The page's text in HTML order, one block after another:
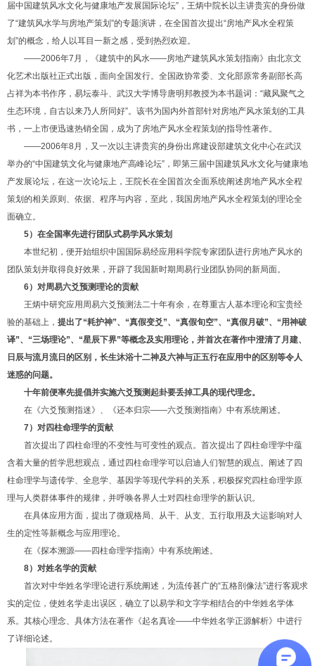
届中国建筑风水文化与健康地产发展国际论坛”，王炳中院长以主讲贵宾的身份做
了“建筑风水学与房地产策划”的专题演讲，在全国首次提出“房地产风水全程策
划”的概念，给人以耳目一新之感，受到热烈欢迎。
——2006年7月，《建筑中的风水——房地产建筑风水策划指南》由北京文
化艺术出版社正式出版，面向全国发行。全国政协常委、文化部原常务副部长高
占祥为本书作序，易坛泰斗、武汉大学博导唐明邦教授为本书题词：“藏风聚气之
生态环境，自古以来乃人所同好”。该书为国内外首部针对房地产风水策划的工具
书，一上市便迅速热销全国，成为了房地产风水全程策划的指导性著作。
——2006年8月，又一次以主讲贵宾的身份出席建设部建筑文化中心在武汉
举办的“中国建筑文化与健康地产高峰论坛”，即第三届中国建筑风水文化与健康地
产发展论坛，在这一次论坛上，王院长在全国首次全面系统阐述房地产风水全程
策划的相关原则、依据、程序与内容，至此，我国房地产风水全程策划的理论全
面确立。
5）在全国率先进行团队式易学风水策划
本世纪初，便开始组织中国国际易经应用科学院专家团队进行房地产风水的
团队策划并取得良好效果，开辟了我国新时期周易行业团队协同的新局面。
6）对周易六爻预测理论的贡献
王炳中研究应用周易六爻预测法二十年有余，在尊重古人基本理论和宝贵经
验的基础上， 提出了“耗护神”、“真假变爻”、“真假旬空”、“真假月破”、“用神破
译”、“三场理论”、“星辰下界”等概念及实用理论，并首次在著作中澄清了月建、
日辰与流月流日的区别，长生沐浴十二神及六神与正五行在应用中的区别等令人
迷惑的问题。
十年前便率先提倡并实施六爻预测起卦要丢掉工具的现代理念。
在《六爻预测指迷》、《还本归宗——六爻预测指南》中有系统阐述。
7）对四柱命理学的贡献
首次提出了四柱命理的不变性与可变性的观点。首次提出了四柱命理学中蕴
含着大量的哲学思想观点，通过四柱命理学可以启迪人们智慧的观点。阐述了四
柱命理学与遗传学、全息学、基因学等现代学科的关系，积极探究四柱命理学原
理与人类群体事件的规律，并呼唤各界人士对四柱命理学的新认识。
在具体应用方面，提出了微观格局、从干、从支、五行取用及大运影响对人
生的定性等新概念与应用理论。
在《探本溯源——四柱命理学指南》中有系统阐述。
8）对姓名学的贡献
首次对中华姓名学理论进行系统阐述，为流传甚广的“五格剖像法”进行客观求
实的定位，使姓名学走出误区，确立了以易学和文字学相结合的中华姓名学体
系。其核心理念、具体方法在著作《起名真诠——中华姓名学正源解析》中进行
了详细论述。